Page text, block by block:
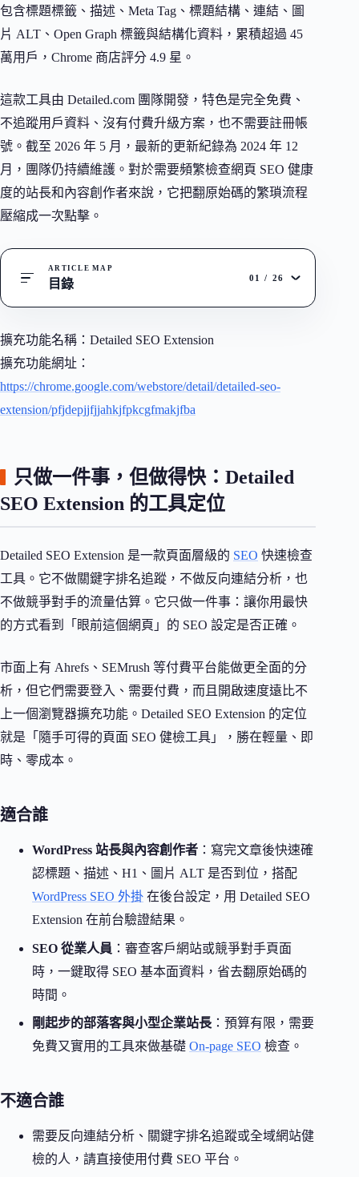
包含標題標籤、描述、Meta Tag、標題結構、連結、圖
片 ALT、Open Graph 標籤與結構化資料，累積超過 45
萬用戶，Chrome 商店評分 4.9 星。
這款工具由 Detailed.com 團隊開發，特色是完全免費、
不追蹤用戶資料、沒有付費升級方案，也不需要註冊帳
號。截至 2026 年 5 月，最新的更新紀錄為 2024 年 12
月，團隊仍持續維護。對於需要頻繁檢查網頁 SEO 健康
度的站長和內容創作者來說，它把翻原始碼的繁瑣流程
壓縮成一次點擊。
ARTICLE MAP
目錄 01 / 26
擴充功能名稱：Detailed SEO Extension
擴充功能網址：
https://chrome.google.com/webstore/detail/detailed-seo-
extension/pfjdepjjfjjahkjfpkcgfmakjfba
只做一件事，但做得快：Detailed
SEO Extension 的工具定位
Detailed SEO Extension 是一款頁面層級的 SEO 快速檢查
工具。它不做關鍵字排名追蹤，不做反向連結分析，也
不做競爭對手的流量估算。它只做一件事：讓你用最快
的方式看到「眼前這個網頁」的 SEO 設定是否正確。
市面上有 Ahrefs、SEMrush 等付費平台能做更全面的分
析，但它們需要登入、需要付費，而且開啟速度遠比不
上一個瀏覽器擴充功能。Detailed SEO Extension 的定位
就是「隨手可得的頁面 SEO 健檢工具」，勝在輕量、即
時、零成本。
適合誰
WordPress 站長與內容創作者 ：寫完文章後快速確
認標題、描述、H1、圖片 ALT 是否到位，搭配
WordPress SEO 外掛 在後台設定，用 Detailed SEO
Extension 在前台驗證結果。
SEO 從業人員 ：審查客戶網站或競爭對手頁面
時，一鍵取得 SEO 基本面資料，省去翻原始碼的
時間。
剛起步的部落客與小型企業站長 ：預算有限，需要
免費又實用的工具來做基礎 On-page SEO 檢查。
不適合誰
需要反向連結分析、關鍵字排名追蹤或全域網站健
檢的人，請直接使用付費 SEO 平台。